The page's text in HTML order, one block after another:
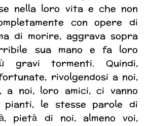
nella loro vita e che non
con opere di
di morire, aggrava sopra
sua mano e fa loro
tormenti. Quindi,
rivolgendosi a noi,
a noi, loro amici, ci vanno
pianti, le stesse parole di
pietà di noi, almeno voi,